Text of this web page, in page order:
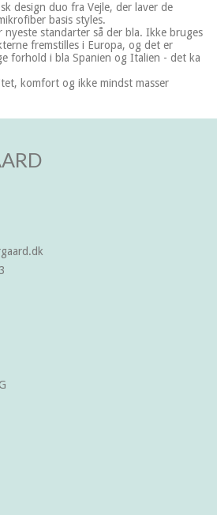
design duo fra Vejle, der laver de
basis styles.
standarter så der bla. Ikke bruges
fremstilles i Europa, og det er
forhold i bla Spanien og Italien - det ka
komfort og ikke mindst masser